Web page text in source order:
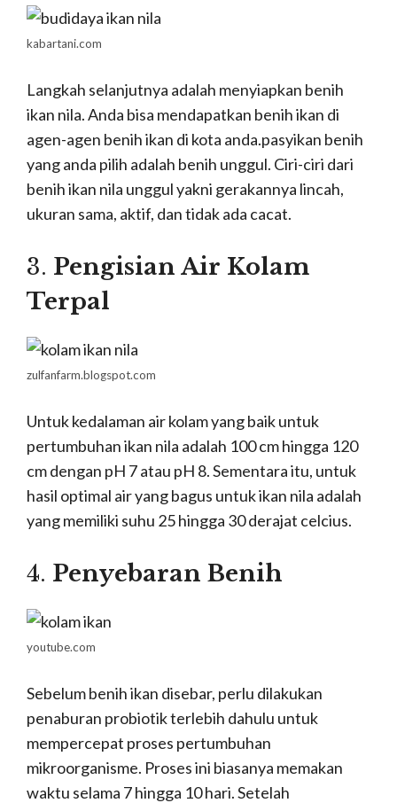
kabartani.com
Langkah selanjutnya adalah menyiapkan benih
ikan nila. Anda bisa mendapatkan benih ikan di
agen-agen benih ikan di kota anda.pasyikan benih
yang anda pilih adalah benih unggul. Ciri-ciri dari
benih ikan nila unggul yakni gerakannya lincah,
ukuran sama, aktif, dan tidak ada cacat.
3. Pengisian Air Kolam
Terpal
zulfanfarm.blogspot.com
Untuk kedalaman air kolam yang baik untuk
pertumbuhan ikan nila adalah 100 cm hingga 120
cm dengan pH 7 atau pH 8. Sementara itu, untuk
hasil optimal air yang bagus untuk ikan nila adalah
yang memiliki suhu 25 hingga 30 derajat celcius.
4. Penyebaran Benih
youtube.com
Sebelum benih ikan disebar, perlu dilakukan
penaburan probiotik terlebih dahulu untuk
mempercepat proses pertumbuhan
mikroorganisme. Proses ini biasanya memakan
waktu selama 7 hingga 10 hari. Setelah